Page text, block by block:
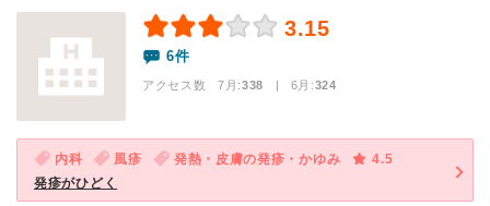
3.15
6件
アクセス数 7月:338 | 6月:324
内科 風疹 発熱・皮膚の発疹・かゆみ
4.5
発疹がひどく